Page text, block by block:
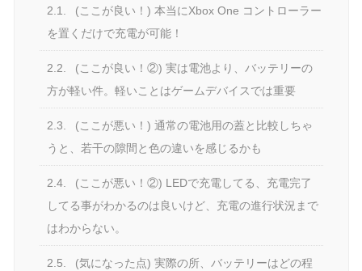
2.1.
(ここが良い！) 本当にXbox One コントローラー
を置くだけで充電が可能！
2.2.
(ここが良い！②) 実は電池より、バッテリーの
方が軽い件。軽いことはゲームデバイスでは重要
2.3.
(ここが悪い！) 通常の電池用の蓋と比較しちゃ
うと、若干の隙間と色の違いを感じるかも
2.4.
(ここが悪い！②) LEDで充電してる、充電完了
してる事がわかるのは良いけど、充電の進行状況まで
はわからない。
2.5.
(気になった点) 実際の所、バッテリーはどの程